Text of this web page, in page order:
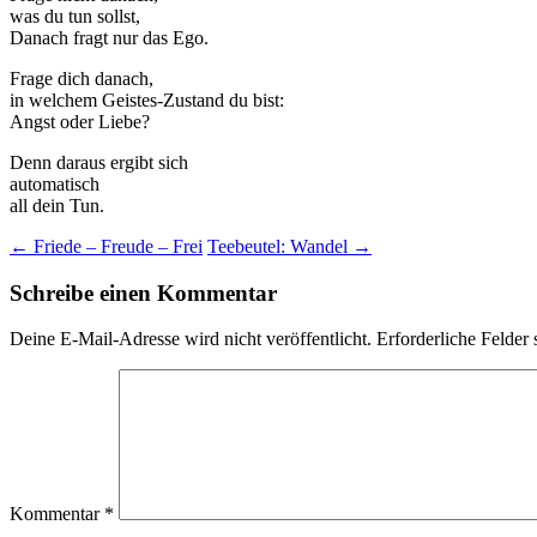
was du tun sollst,
Danach fragt nur das Ego.
Frage dich danach,
in welchem Geistes-Zustand du bist:
Angst oder Liebe?
Denn daraus ergibt sich
automatisch
all dein Tun.
Beitragsnavigation
← Friede – Freude – Frei Teebeutel: Wandel →
Schreibe einen Kommentar
Deine E-Mail-Adresse wird nicht veröffentlicht. Erforderliche Felder
Kommentar *